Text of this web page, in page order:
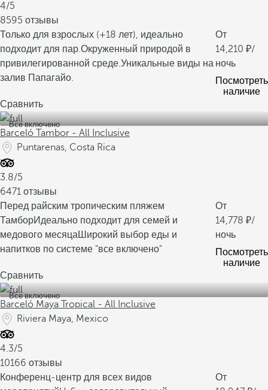
4/5
8595 отзывы
Только для взрослых (+18 лет), идеально
подходит для пар.Окруженный природой в
привилегированной среде.Уникальные виды на
залив Папагайо.
От
14,210
/
ночь
Посмотреть
наличие
Сравнить
Все включено
Barceló Tambor - All Inclusive
Puntarenas, Costa Rica
3.8/5
6471 отзывы
Перед райским тропическим пляжем
ТамборИдеально подходит для семей и
медового месяцаШирокий выбор еды и
напитков по системе "все включено"
От
14,778
/
ночь
Посмотреть
наличие
Сравнить
Все включено
Barceló Maya Tropical - All Inclusive
Riviera Maya, Mexico
4.3/5
10166 отзывы
Конференц-центр для всех видов
От